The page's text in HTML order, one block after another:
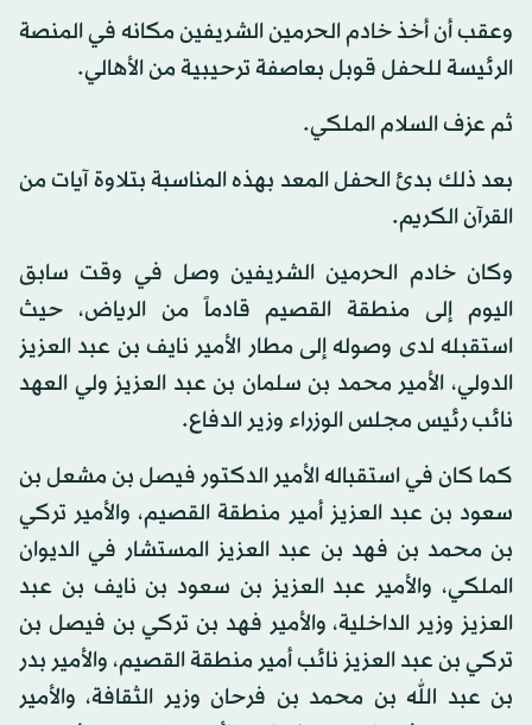
وعقب أن أخذ خادم الحرمين الشريفين مكانه في المنصة
الرئيسة للحفل قوبل بعاصفة ترحيبية من الأهالي.
ثم عزف السلام الملكي.
بعد ذلك بدئ الحفل المعد بهذه المناسبة بتلاوة آيات من
القرآن الكريم.
وكان خادم الحرمين الشريفين وصل في وقت سابق
اليوم إلى منطقة القصيم قادماً من الرياض، حيث
استقبله لدى وصوله إلى مطار الأمير نايف بن عبد العزيز
الدولي، الأمير محمد بن سلمان بن عبد العزيز ولي العهد
نائب رئيس مجلس الوزراء وزير الدفاع.
كما كان في استقباله الأمير الدكتور فيصل بن مشعل بن
سعود بن عبد العزيز أمير منطقة القصيم، والأمير تركي
بن محمد بن فهد بن عبد العزيز المستشار في الديوان
الملكي، والأمير عبد العزيز بن سعود بن نايف بن عبد
العزيز وزير الداخلية، والأمير فهد بن تركي بن فيصل بن
تركي بن عبد العزيز نائب أمير منطقة القصيم، والأمير بدر
بن عبد الله بن محمد بن فرحان وزير الثقافة، والأمير